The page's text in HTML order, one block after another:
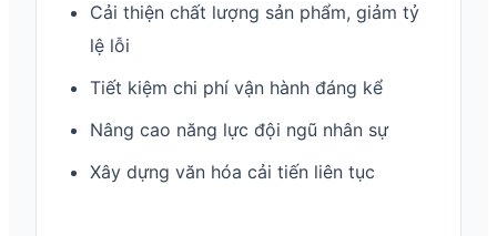
Cải thiện chất lượng sản phẩm, giảm tỷ
lệ lỗi
Tiết kiệm chi phí vận hành đáng kể
Nâng cao năng lực đội ngũ nhân sự
Xây dựng văn hóa cải tiến liên tục